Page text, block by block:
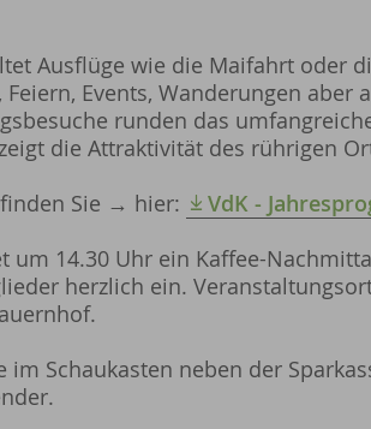
Ausflüge wie die Maifahrt oder
Events, Wanderungen aber
runden das
die Attraktivität des rührigen
Sie → hier:
VdK -
14.30 Uhr ein Kaffee-
herzlich ein.
Schaukasten neben der